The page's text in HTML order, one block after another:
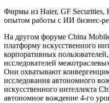
Фирмы из Haier, GF Securities,
опытом работы с ИИ бизнес-
На другом форуме China
платформу искусственного
корпоративных
исследователей
Они охватывают
исследования автономного
искусственного интеллекта
автономное вождение 4-го